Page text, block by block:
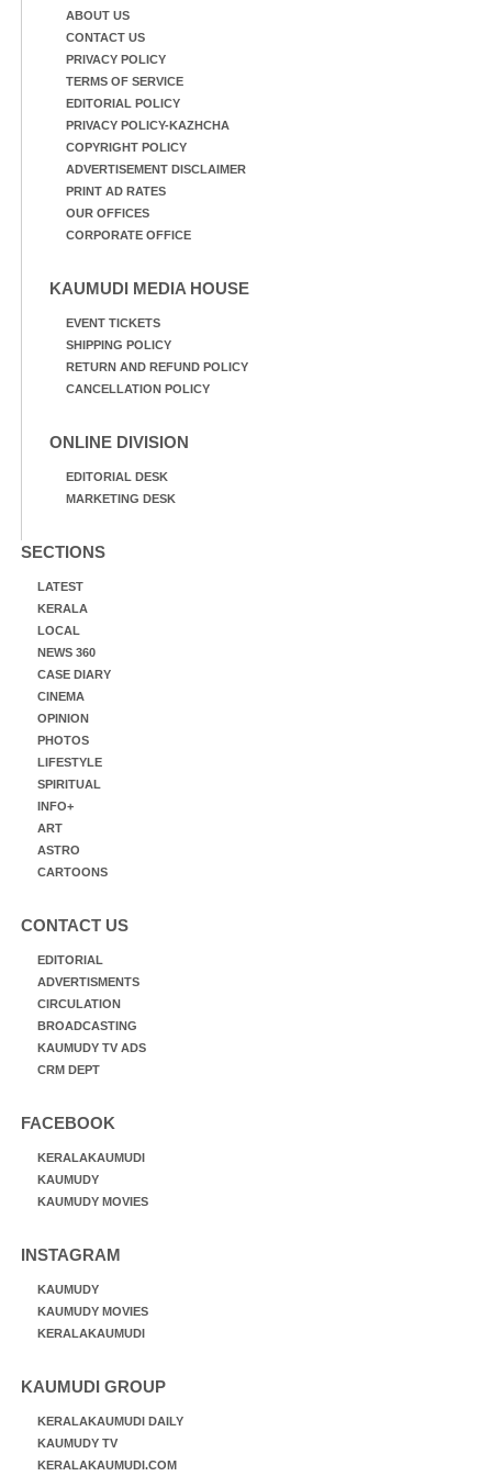
ABOUT US
CONTACT US
PRIVACY POLICY
TERMS OF SERVICE
EDITORIAL POLICY
PRIVACY POLICY-KAZHCHA
COPYRIGHT POLICY
ADVERTISEMENT DISCLAIMER
PRINT AD RATES
OUR OFFICES
CORPORATE OFFICE
KAUMUDI MEDIA HOUSE
EVENT TICKETS
SHIPPING POLICY
RETURN AND REFUND POLICY
CANCELLATION POLICY
ONLINE DIVISION
EDITORIAL DESK
MARKETING DESK
SECTIONS
LATEST
KERALA
LOCAL
NEWS 360
CASE DIARY
CINEMA
OPINION
PHOTOS
LIFESTYLE
SPIRITUAL
INFO+
ART
ASTRO
CARTOONS
CONTACT US
EDITORIAL
ADVERTISMENTS
CIRCULATION
BROADCASTING
KAUMUDY TV ADS
CRM DEPT
FACEBOOK
KERALAKAUMUDI
KAUMUDY
KAUMUDY MOVIES
INSTAGRAM
KAUMUDY
KAUMUDY MOVIES
KERALAKAUMUDI
KAUMUDI GROUP
KERALAKAUMUDI DAILY
KAUMUDY TV
KERALAKAUMUDI.COM